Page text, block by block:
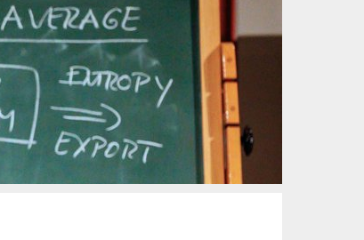
CORE
Mentoring
Job Offers